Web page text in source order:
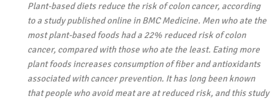
Plant-based diets reduce the risk of colon cancer, according
to a study published online in BMC Medicine. Men who ate the
most plant-based foods had a 22% reduced risk of colon
cancer, compared with those who ate the least. Eating more
plant foods increases consumption of fiber and antioxidants
associated with cancer prevention. It has long been known
that people who avoid meat are at reduced risk, and this study